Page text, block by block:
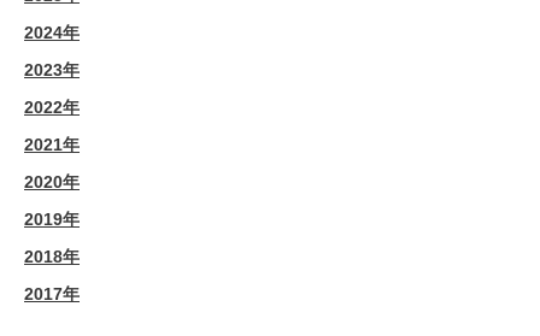
2024年
2023年
2022年
2021年
2020年
2019年
2018年
2017年